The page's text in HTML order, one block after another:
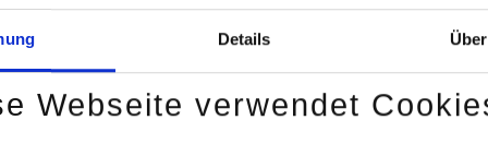
Details
Webseite verwendet
sollte auch bei längerer Prüfungsunfähigkeit erfolgen (z.
das Prüfungsamt.
Es besteht keine Pflicht zum Rücktritt. Ohne Rücktritt und
(5,0) bzw. „nicht bestanden“ bewertet. Ein